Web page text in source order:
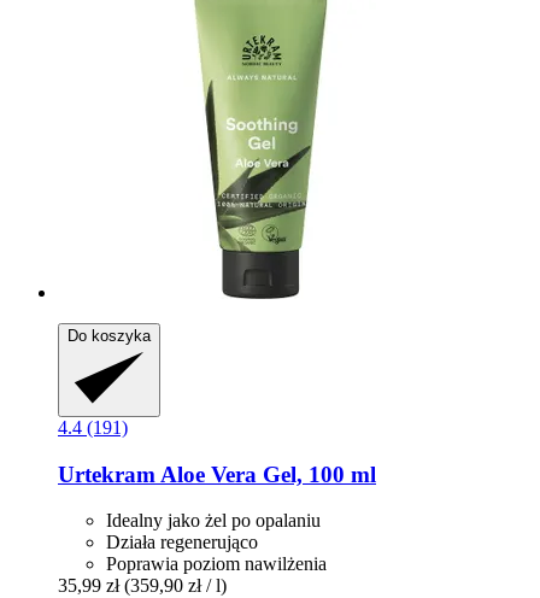
Do koszyka
4.4 (191)
Urtekram Aloe Vera Gel, 100 ml
Idealny jako żel po opalaniu
Działa regenerująco
Poprawia poziom nawilżenia
35,99 zł (359,90 zł / l)